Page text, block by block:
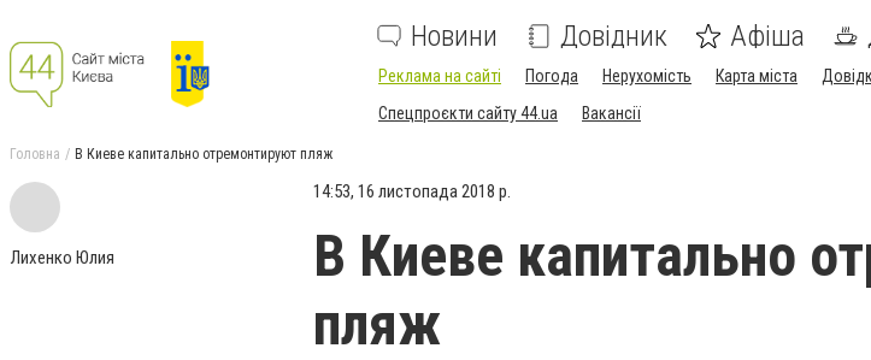
Новини Довідник Афіша
Реклама на сайті Погода Нерухомість Карта міста
Спецпроєкти сайту 44.ua
Вакансії
Головна В Киеве капитально отремонтируют пляж
Лихенко Юлия
14:53, 16 листопада 2018 р.
В Киеве капитально
пляж